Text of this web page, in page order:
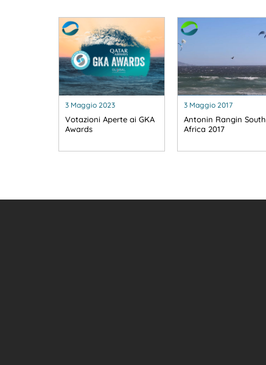
3 Maggio 2023
Votazioni Aperte ai GKA
Awards
3 Maggio 2017
Antonin Rangin South
Africa 2017